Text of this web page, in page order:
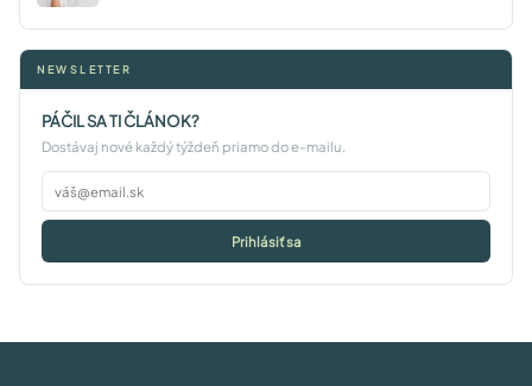
NEWSLETTER
PÁČIL SA TI ČLÁNOK?
Dostávaj nové každý týždeň priamo do e-mailu.
Prihlásiť sa